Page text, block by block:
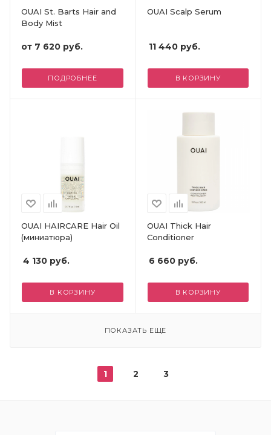
OUAI St. Barts Hair and
Body Mist
от 7 620 руб.
ПОДРОБНЕЕ
OUAI Scalp Serum
11 440руб.
В КОРЗИНУ
OUAI HAIRCARE Hair Oil
(миниатюра)
4 130 руб.
В КОРЗИНУ
OUAI Thick Hair
Conditioner
6 660руб.
В КОРЗИНУ
ПОКАЗАТЬ ЕЩЕ
1 2 3